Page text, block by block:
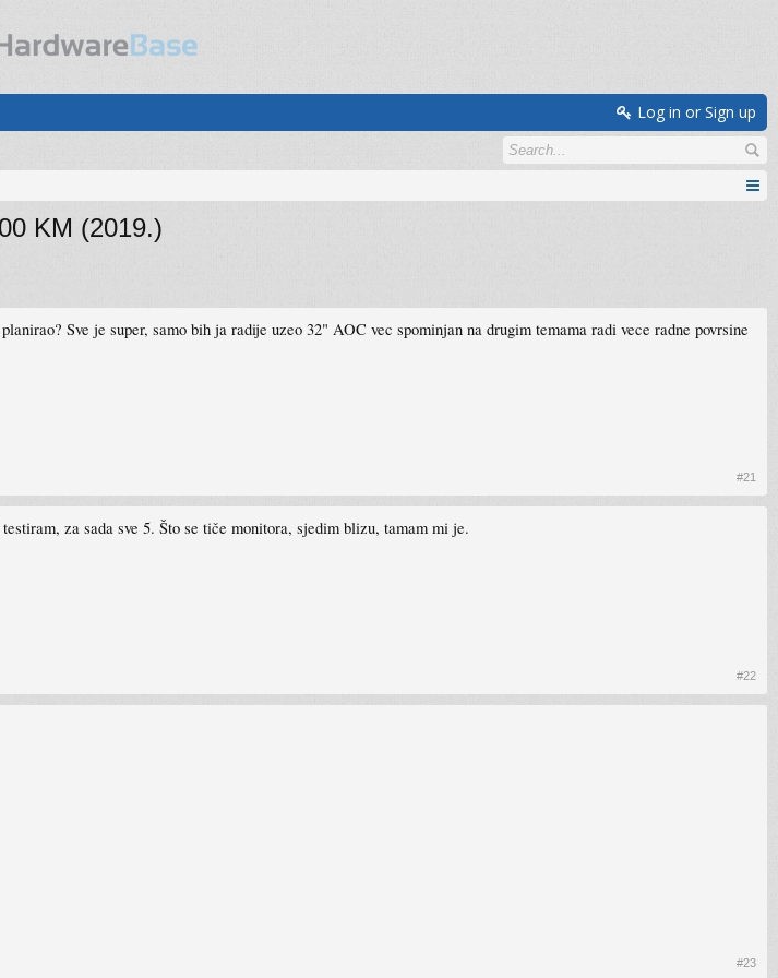
Log in or Sign up
KM (2019.)
Sve je super, samo bih ja radije uzeo 32" AOC vec spominjan na drugim temama radi vece radne povrsine
#21
za sada sve 5. Što se tiče monitora, sjedim blizu, tamam mi je.
#22
#23